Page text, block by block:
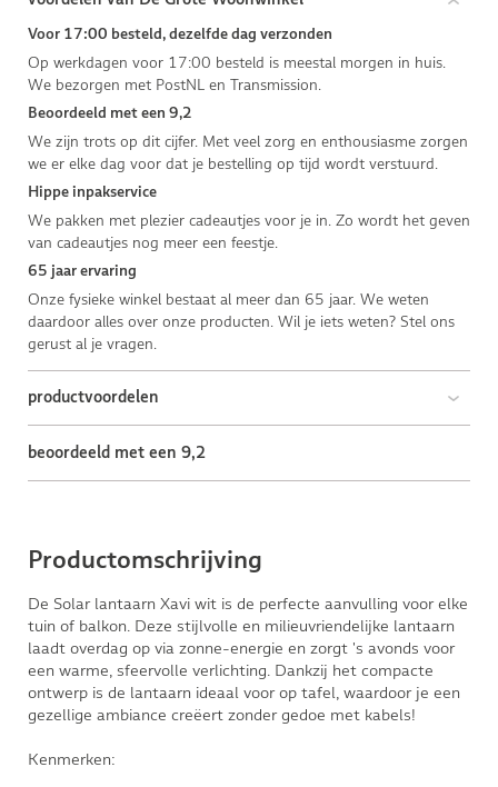
Voor 17:00 besteld, dezelfde dag verzonden
Op werkdagen voor 17:00 besteld is meestal morgen in huis.
We bezorgen met PostNL en Transmission.
Beoordeeld met een 9,2
We zijn trots op dit cijfer. Met veel zorg en enthousiasme zorgen
we er elke dag voor dat je bestelling op tijd wordt verstuurd.
Hippe inpakservice
We pakken met plezier cadeautjes voor je in. Zo wordt het geven
van cadeautjes nog meer een feestje.
65 jaar ervaring
Onze fysieke winkel bestaat al meer dan 65 jaar. We weten
daardoor alles over onze producten. Wil je iets weten? Stel ons
gerust al je vragen.
productvoordelen
beoordeeld met een 9,2
Productomschrijving
De Solar lantaarn Xavi wit is de perfecte aanvulling voor elke
tuin of balkon. Deze stijlvolle en milieuvriendelijke lantaarn
laadt overdag op via zonne-energie en zorgt 's avonds voor
een warme, sfeervolle verlichting. Dankzij het compacte
ontwerp is de lantaarn ideaal voor op tafel, waardoor je een
gezellige ambiance creëert zonder gedoe met kabels!
Kenmerken: